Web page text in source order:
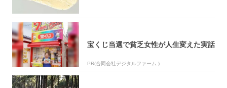
宝くじ当選で貧乏女性が人生変えた実話
PR(合同会社デジタルファーム )